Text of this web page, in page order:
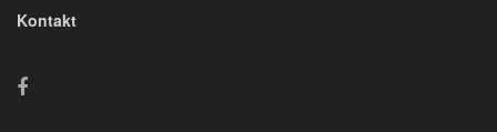
Kontakt